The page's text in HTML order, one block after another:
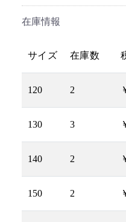
在庫情報
サイズ 在庫数
120 2
130 3
140 2
150 2